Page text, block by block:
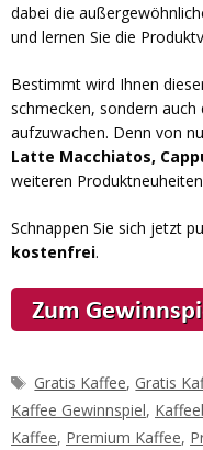
dabei die
und lernen Sie die
Bestimmt wird Ihnen
schmecken, sondern
aufzuwachen. Denn von
Latte Macchiatos,
weiteren
Schnappen Sie sich jetzt
kostenfrei.
Schlagwörter
Gratis Kaffee, Gratis
Kaffee Gewinnspiel,
Kaffee, Premium Kaffee,